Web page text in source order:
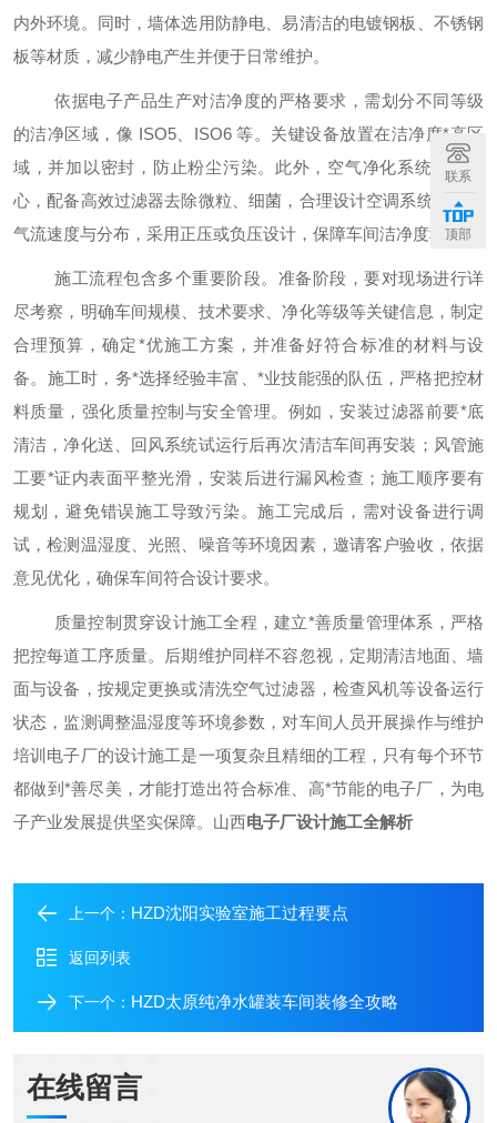
内外环境。同时，墙体选用防静电、易清洁的电镀钢板、不锈钢
板等材质，减少静电产生并便于日常维护。
依据电子产品生产对洁净度的严格要求，需划分不同等级
的洁净区域，像 ISO5、ISO6 等。关键设备放置在洁净度*高区
域，并加以密封，防止粉尘污染。此外，空气净化系统作为核
心，配备高效过滤器去除微粒、细菌，合理设计空调系统，控制
气流速度与分布，采用正压或负压设计，保障车间洁净度稳定。
施工流程包含多个重要阶段。准备阶段，要对现场进行详
尽考察，明确车间规模、技术要求、净化等级等关键信息，制定
合理预算，确定*优施工方案，并准备好符合标准的材料与设
备。施工时，务*选择经验丰富、 *业技能强的队伍，严格把控材
料质量，强化质量控制与安全管理。例如，安装过滤器前要*底
清洁，净化送、回风系统试运行后再次清洁车间再安装；风管施
工要*证内表面平整光滑，安装后进行漏风检查；施工顺序要有
规划，避免错误施工导致污染。施工完成后，需对设备进行调
试，检测温湿度、光照、噪音等环境因素，邀请客户验收，依据
意见优化，确保车间符合设计要求。
质量控制贯穿设计施工全程，建立*善质量管理体系，严格
把控每道工序质量。后期维护同样不容忽视，定期清洁地面、墙
面与设备，按规定更换或清洗空气过滤器，检查风机等设备运行
状态，监测调整温湿度等环境参数，对车间人员开展操作与维护
培训电子厂的设计施工是一项复杂且精细的工程，只有每个环节
都做到 *善尽美，才能打造出符合标准、高*节能的电子厂，为电
子产业发展提供坚实保障。山西电子厂设计施工全解析
上一个： HZD沈阳实验室施工过程要点
返回列表
下一个： HZD太原纯净水罐装车间装修全攻略
在线留言
联系
顶部